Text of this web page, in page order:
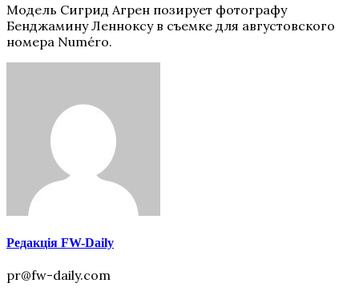
Модель Сигрид Агрен позирует фотографу
Бенджамину Ленноксу в съемке для августовского
номера Numéro.
Редакція FW-Daily
pr@fw-daily.com